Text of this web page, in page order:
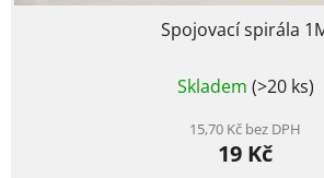
Spojovací spirála
hodnocení
je
5,0
Skladem (>20 ks)
15,70 Kč bez DPH
19 Kč